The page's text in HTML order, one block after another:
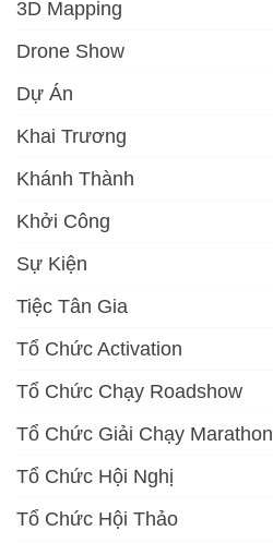
3D Mapping
Drone Show
Dự Án
Khai Trương
Khánh Thành
Khởi Công
Sự Kiện
Tiệc Tân Gia
Tổ Chức Activation
Tổ Chức Chạy Roadshow
Tổ Chức Giải Chạy Marathon
Tổ Chức Hội Nghị
Tổ Chức Hội Thảo